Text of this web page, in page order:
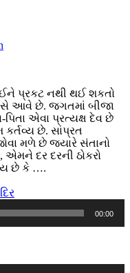
પ્રકટ નથી થઈ શકતો
આવે છે. જગતમાં બીજા
એવા પ્રત્યક્ષ દેવ છે
છે. સાંપ્રત
મળે છે જ્યારે સંતાનો
એમને દર દરની ઠોકરો
છે કે ….
00:00